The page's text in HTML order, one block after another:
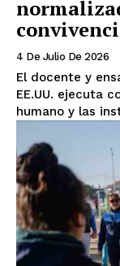
4 De Julio De 2026
El docente y
EE.UU. ejecuta
humano y las